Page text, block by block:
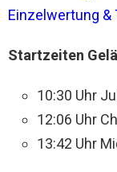
Einzelwertung &
Startzeiten
10:30 Uhr
12:06 Uhr
13:42 Uhr